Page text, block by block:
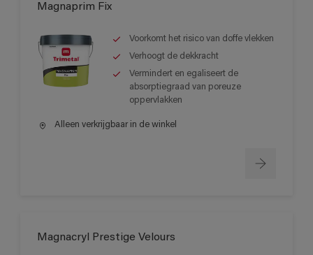
Magnaprim Fix
Voorkomt het risico van doffe vlekken
Verhoogt de dekkracht
Vermindert en egaliseert de
absorptiegraad van poreuze
oppervlakken
Alleen verkrijgbaar in de winkel
Magnacryl Prestige Velours